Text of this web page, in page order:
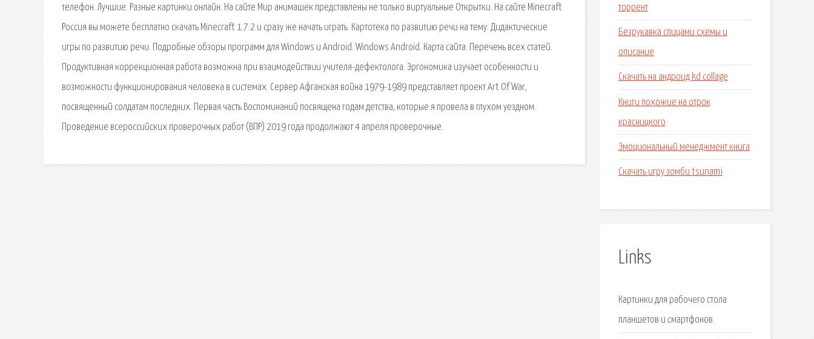
телефон. Лучшие. Разные картинки онлайн. На сайте Мир анимашек представлены не только виртуальные Открытки. На сайте Minecraft
Россия вы можете бесплатно скачать Minecraft 1.7.2 и сразу же начать играть. Картотека по развитию речи на тему: Дидактические
игры по развитию речи. Подробные обзоры программ для Windows и Android. Windows Android. Карта сайта. Перечень всех статей.
Продуктивная коррекционная работа возможна при взаимодействии учителя-дефектолога. Эргономика изучает особенности и
возможности функционирования человека в системах. Сервер Афганская война 1979-1989 представляет проект Art Of War,
посвященный солдатам последних. Первая часть Воспоминаний посвящена годам детства, которые я провела в глухом уездном.
Проведение всероссийских проверочных работ (ВПР) 2019 года продолжают 4 апреля проверочные.
торрент
Безрукавка спицами схемы и
описание
Скачать на андроид kd collage
Книги похожие на отрок
красницкого
Эмоциональный менеджмент книга
Скачать игру зомби tsunami
Links
Картинки для рабочего стола
планшетов и смартфонов.